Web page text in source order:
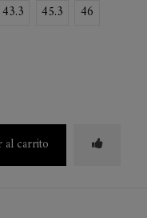
43.3 45.3
46
al carrito